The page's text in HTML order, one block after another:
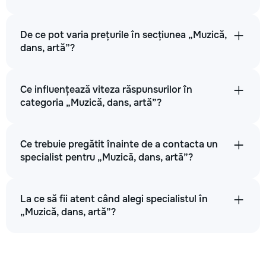
De ce pot varia prețurile în secțiunea „Muzică,
dans, artă”?
Ce influențează viteza răspunsurilor în
categoria „Muzică, dans, artă”?
Ce trebuie pregătit înainte de a contacta un
specialist pentru „Muzică, dans, artă”?
La ce să fii atent când alegi specialistul în
„Muzică, dans, artă”?